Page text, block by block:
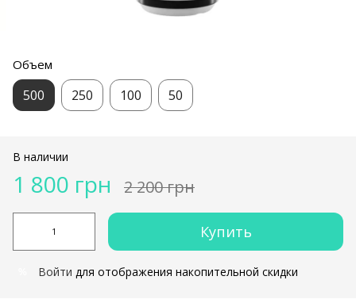
Объем
500 250 100 50
В наличии
1 800 грн 2 200 грн
Купить
Войти для отображения накопительной скидки